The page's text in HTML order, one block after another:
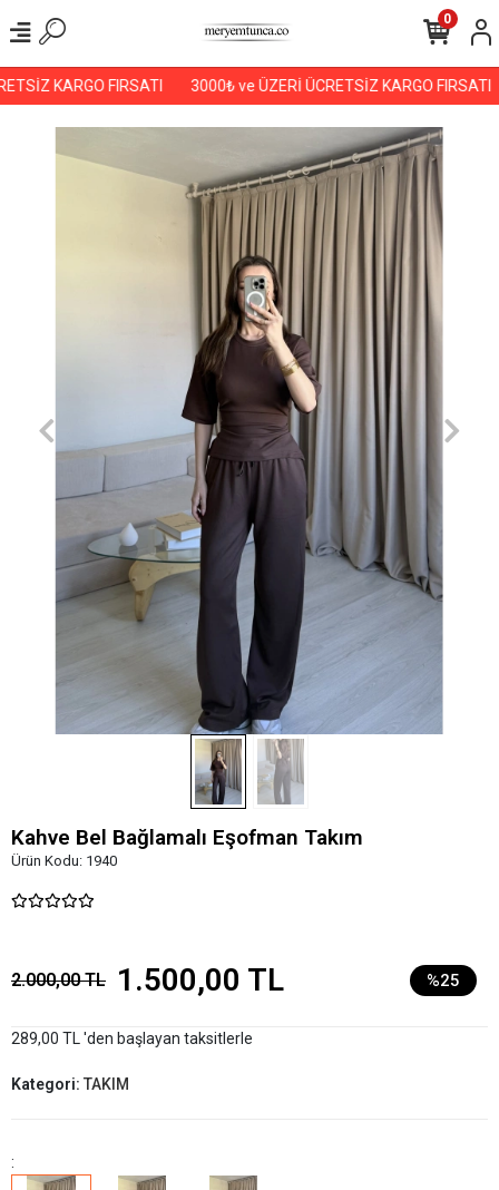
KARGO FIRSATI 3000₺ ve ÜZERİ ÜCRETSİZ KARGO FIRSATI
0
Kahve Bel Bağlamalı Eşofman Takım
Ürün Kodu: 1940
2.000,00 TL 1.500,00 TL %25
289,00 TL 'den başlayan taksitlerle
Kategori: TAKIM
: